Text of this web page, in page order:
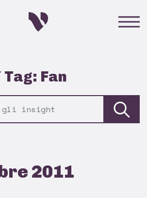
Fan
2011